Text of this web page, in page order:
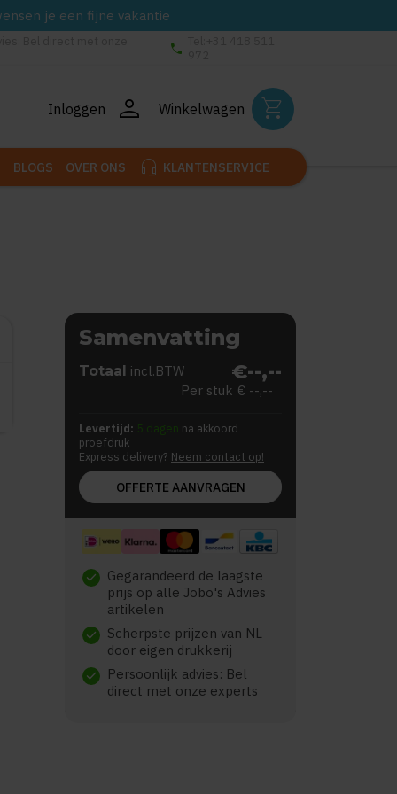
je een fijne vakantie
phone
Inloggen person Winkelwagen shopping_cart
BLOGS OVER ONS headset_mic KLANTENSERVICE
Samenvatting
Totaal incl.BTW €--,--
Per stuk € --,--
Levertijd: 5 dagen na akkoord
proefdruk
Express delivery? Neem contact op!
OFFERTE AANVRAGEN
check Gegarandeerd de laagste
prijs op alle Jobo's Advies
artikelen
check Scherpste prijzen van NL
door eigen drukkerij
check
Persoonlijk advies: Bel
direct met onze experts